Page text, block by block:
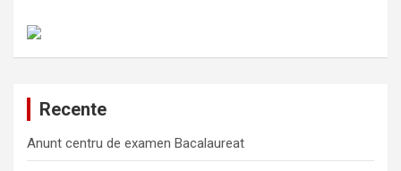
Recente
Anunt centru de examen Bacalaureat